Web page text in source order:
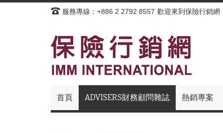
服務專線：+886 2 2792 8557 歡迎來到保險行銷網
首頁 ADVISERS財務顧問雜誌 熱銷專案